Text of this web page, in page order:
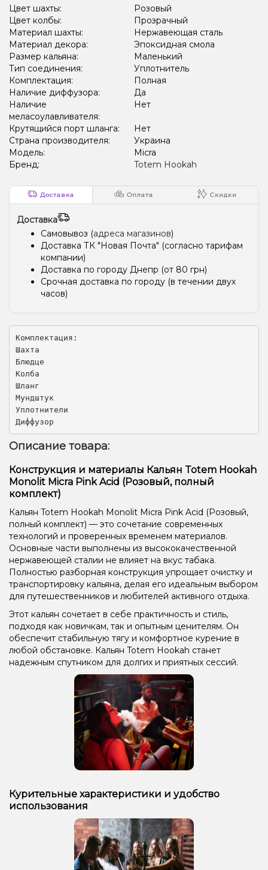
Цвет шахты:
Розовый
Цвет колбы:
Прозрачный
Материал шахты:
Нержавеющая сталь
Материал декора:
Эпоксидная смола
Размер кальяна:
Маленький
Тип соединения:
Уплотнитель
Комплектация:
Полная
Наличие диффузора:
Да
Наличие
меласоулавливателя:
Нет
Крутящийся порт шланга:
Нет
Страна производителя:
Украина
Модель:
Micra
Бренд:
Totem Hookah
Доставка Оплата Скидки
Доставка
Самовывоз (адреса магазинов)
Доставка ТК "Новая Почта" (согласно тарифам
компании)
Доставка по городу Днепр (от 80 грн)
Срочная доставка по городу (в течении двух
часов)
Комплектация:
Шахта
Блюдце
Колба
Шланг
Мундштук
Уплотнители
Диффузор
Описание товара:
Конструкция и материалы Кальян Totem Hookah
Monolit Micra Pink Acid (Розовый, полный
комплект)
Кальян Totem Hookah Monolit Micra Pink Acid (Розовый,
полный комплект) — это сочетание современных
технологий и проверенных временем материалов.
Основные части выполнены из высококачественной
нержавеющей сталии не влияет на вкус табака.
Полностью разборная конструкция упрощает очистку и
транспортировку кальяна, делая его идеальным выбором
для путешественников и любителей активного отдыха.
Этот кальян сочетает в себе практичность и стиль,
подходя как новичкам, так и опытным ценителям. Он
обеспечит стабильную тягу и комфортное курение в
любой обстановке. Кальян Totem Hookah станет
надежным спутником для долгих и приятных сессий.
Курительные характеристики и удобство
использования